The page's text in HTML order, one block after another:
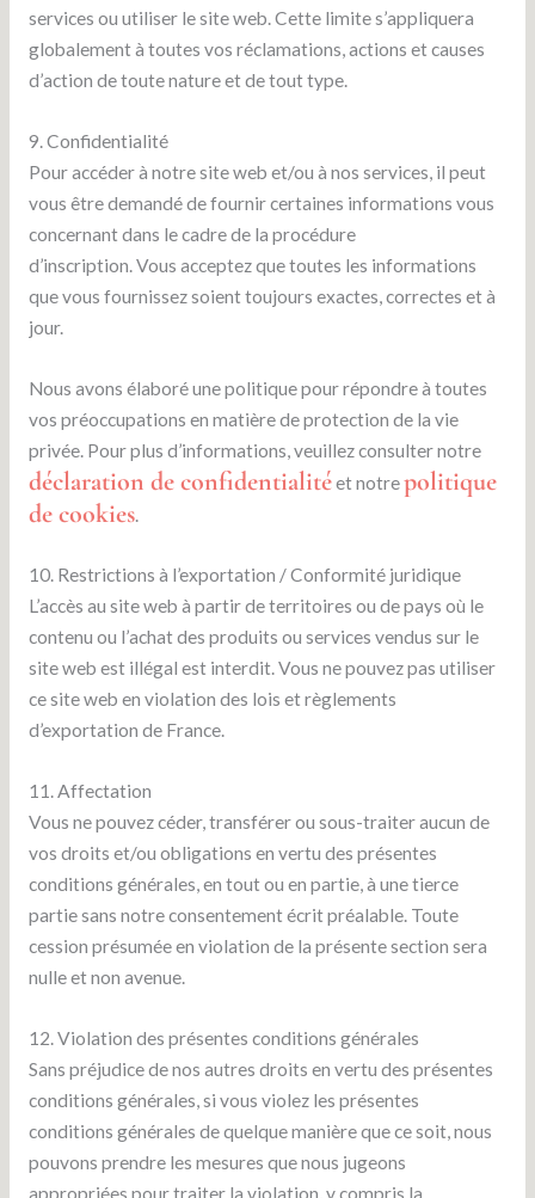
services ou utiliser le site web. Cette limite s’appliquera
globalement à toutes vos réclamations, actions et causes
d’action de toute nature et de tout type.
9. Confidentialité
Pour accéder à notre site web et/ou à nos services, il peut
vous être demandé de fournir certaines informations vous
concernant dans le cadre de la procédure
d’inscription. Vous acceptez que toutes les informations
que vous fournissez soient toujours exactes, correctes et à
jour.
Nous avons élaboré une politique pour répondre à toutes
vos préoccupations en matière de protection de la vie
privée. Pour plus d’informations, veuillez consulter notre
déclaration de confidentialitéet notrepolitique
de cookies.
10. Restrictions à l’exportation / Conformité juridique
L’accès au site web à partir de territoires ou de pays où le
contenu ou l’achat des produits ou services vendus sur le
site web est illégal est interdit. Vous ne pouvez pas utiliser
ce site web en violation des lois et règlements
d’exportation de France.
11. Affectation
Vous ne pouvez céder, transférer ou sous-traiter aucun de
vos droits et/ou obligations en vertu des présentes
conditions générales, en tout ou en partie, à une tierce
partie sans notre consentement écrit préalable. Toute
cession présumée en violation de la présente section sera
nulle et non avenue.
12. Violation des présentes conditions générales
Sans préjudice de nos autres droits en vertu des présentes
conditions générales, si vous violez les présentes
conditions générales de quelque manière que ce soit, nous
pouvons prendre les mesures que nous jugeons
appropriées pour traiter la violation, y compris la